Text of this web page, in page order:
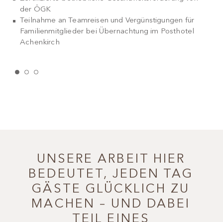
der ÖGK
Teilnahme an Teamreisen und Vergünstigungen für
Familienmitglieder bei Übernachtung im Posthotel
Achenkirch
UNSERE ARBEIT HIER
BEDEUTET, JEDEN TAG
GÄSTE GLÜCKLICH ZU
MACHEN – UND DABEI
TEIL EINES